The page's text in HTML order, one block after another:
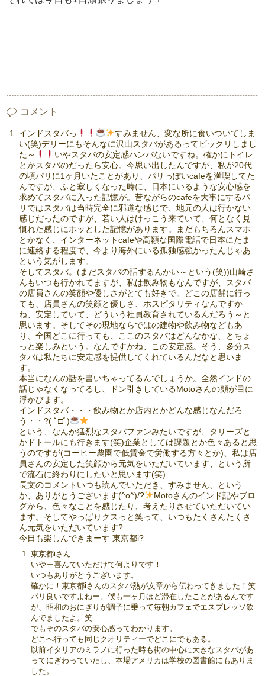
コメント
インドスタバっ
すみません、変な所に食いついてしま
い(笑)デリーにもそんなに沢山スタバがあるってビックリしまし
た～
いやスタバの安定感ハンパないですね。確かにトイレ
とかスタバのだったら安心。今思い出したんですが、私が20代
の頃パリに1ヶ月いたことがあり、パリっぽいcafeを満喫してた
んですが、ふと寂しくなった時に、日本にいるような安心感を
求めてスタバに入った記憶が。昔ながらのcafeを大事にするパ
リではスタバは当時完全に邪道な感じで、地元の人は行かない
感じだったのですが、若い人はけっこう来ていて、何となく見
慣れた感じにホッとした記憶があります。まだもちろんスマホ
とかなく、インターネットcafeや高額な国際電話で日本にたま
に連絡する程度で、今より海外にいる孤独感強かったんじゃあ
という気がします。
そしてスタバ。(まだスタバの話するんかい～という(笑))山崎さ
んもいつも行かれてますが、私は飲み物もなんですが、スタバ
の店員さんの笑顔や優しさがとても好きで。どこの店舗に行っ
ても、店員さんの笑顔と優しさ、ホスピタリティなんですか
ね、安定していて、どういう社員教育されているんだろう～と
思います。そしてその現地ならではの建物や飲み物などもあ
り、全国どこに行っても、ここのスタバはどんなかな、とちょ
っと楽しみという。なんですかね、この安定感。そう、多分ス
タバは私たちに安定感を提供してくれているんだなと思いま
す。
本当になんの話を書いちゃってるんでしょうか。全然インドの
話じゃなくなってるし、ドン引きしているMotoさんの顔が目に
浮かびます。
インドスタバ・・・飲み物とか店内とかどんな感じなんだろ
う・・?( ﾟ□ﾟ)
という、なんか猛烈なスタバファンみたいですが、タリーズと
かドトールにも行きます(笑)企業としては課題とか色々あると思
うのですが(コーヒー農園で低賃金で労働する方々とか)、私は店
員さんの安定した笑顔から元気をいただいています、という所
で流石に終わりにしたいと思います(笑)
長文のコメントいつも読んでいただき、すみません、という
か、ありがとうございます(^o^)/?
Motoさんのインド記やブロ
グから、色々なことを感じたり、考えたりさせていただいてい
ます。そしてやっぱりクスっと笑って、いつもたくさんたくさ
ん元気をいただいています?
今日も楽しんできまーす 東京都i?
東京都iさん
いやー喜んでいただけて何よりです！
いつもありがとうございます。
確かに！東京都iさんのスタバ熱が文章から伝わってきました！笑
パリ良いですよねー。僕も一ヶ月ほど滞在したことがあるんです
が、昭和のおにぎりが調子に乗って毎朝カフェでエスプレッソ飲
んでましたよ。笑
でもそのスタバの安心感ってわかります。
どこへ行っても同じクオリティーでどこにでもある。
以前イタリアのミラノに行った時も街の中心に大きなスタバがあ
ってにぎわっていたし、本場アメリカは学校の図書館にもありま
した。